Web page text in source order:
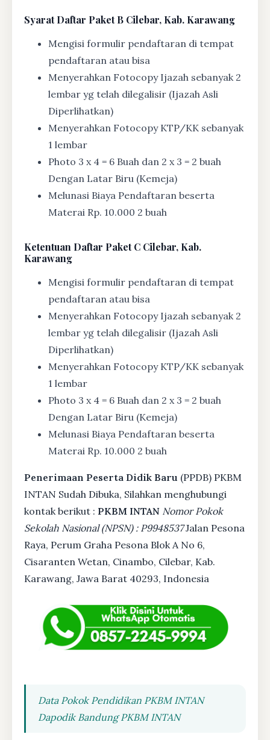
SyaratDaftar Paket B Cilebar, Kab. Karawang
Mengisi formulir pendaftaran di tempat
pendaftaran atau bisa
Menyerahkan Fotocopy Ijazah sebanyak 2
lembar yg telah dilegalisir (Ijazah Asli
Diperlihatkan)
Menyerahkan Fotocopy KTP/KK sebanyak
1 lembar
Photo 3 x 4 = 6 Buah dan 2 x 3 = 2 buah
Dengan Latar Biru (Kemeja)
Melunasi Biaya Pendaftaran beserta
Materai Rp. 10.000 2 buah
Ketentuan Daftar Paket C Cilebar, Kab.
Karawang
Mengisi formulir pendaftaran di tempat
pendaftaran atau bisa
Menyerahkan Fotocopy Ijazah sebanyak 2
lembar yg telah dilegalisir (Ijazah Asli
Diperlihatkan)
Menyerahkan Fotocopy KTP/KK sebanyak
1 lembar
Photo 3 x 4 = 6 Buah dan 2 x 3 = 2 buah
Dengan Latar Biru (Kemeja)
Melunasi Biaya Pendaftaran beserta
Materai Rp. 10.000 2 buah
Penerimaan Peserta Didik Baru (PPDB) PKBM
INTAN Sudah Dibuka, Silahkan menghubungi
kontak berikut : PKBM INTAN Nomor Pokok
Sekolah Nasional (NPSN) : P9948537Jalan Pesona
Raya, Perum Graha Pesona Blok A No 6,
Cisaranten Wetan, Cinambo, Cilebar, Kab.
Karawang, Jawa Barat 40293, Indonesia
Data Pokok Pendidikan PKBM INTAN
Dapodik Bandung PKBM INTAN